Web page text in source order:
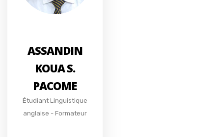
ASSANDIN
KOUA S.
PACOME
Étudiant Linguistique
anglaise - Formateur